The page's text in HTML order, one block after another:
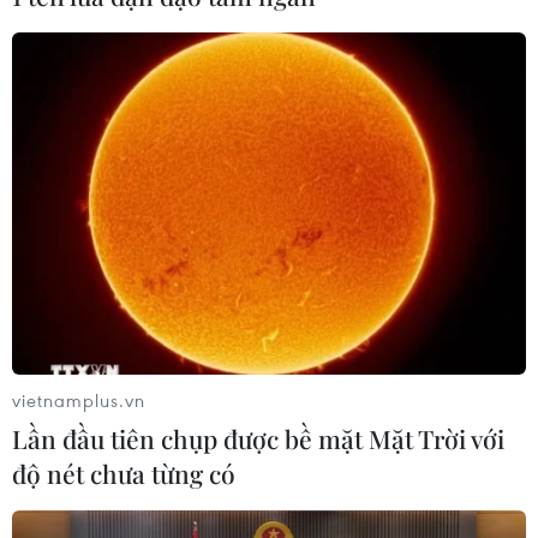
#Windows Phone 8 #Hệ điều hành
#Smartphone
#Facebook
Theo dõi VietnamPlus
TIN CÙNG CHUYÊN MỤC
vietnamplus.vn
Lần đầu tiên chụp được bề mặt Mặt Trời với
độ nét chưa từng có